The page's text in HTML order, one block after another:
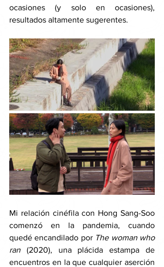
ocasiones (y solo en ocasiones),
resultados altamente sugerentes.
Mi relación cinéfila con Hong Sang-Soo
comenzó en la pandemia, cuando
quedé encandilado por The woman who
ran (2020), una plácida estampa de
encuentros en la que cualquier aserción